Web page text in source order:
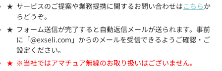
サービスのご提案や業務提携に関するお問い合わせはこちらか
らどうぞ。
フォーム送信が完了すると自動返信メールが送られます。事前
に「@exseli.com」からのメールを受信できるようご確認・ご
設定ください。
※当社ではアマチュア無線のお取り扱いはございません。